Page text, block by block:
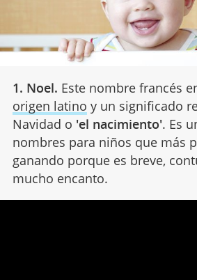
1. Noel. Este nombre francés
origen latino y un significado
Navidad o 'el nacimiento'. Es
nombres para niños que más
ganando porque es breve,
mucho encanto.